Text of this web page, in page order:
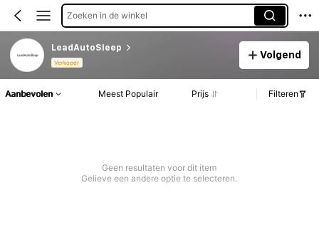
Zoeken in de winkel
LeadAutoSleep
Verkoper
Volgend
Aanbevolen Meest Populair Prijs Filteren
Geen resultaten voor dit item
Gelieve een andere optie te selecteren.